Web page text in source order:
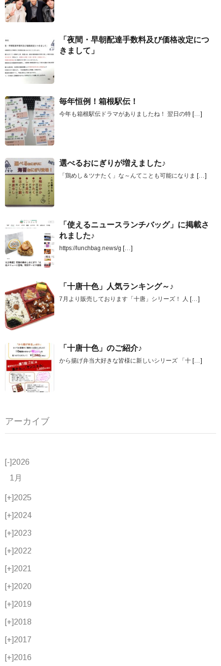
「夜間・早朝配達手数料及び価格改定につ
きまして」
毎年恒例！箱根駅伝！
今年も箱根駅伝ドラマがありましたね！ 翌日の特 […]
選べるおにぎりが増えました♪
「鶏めし＆ツナたく」な～んてことも可能になりま […]
「使えるニュースランチバッグ」に掲載さ
れました♪
https://lunchbag.news/g […]
「十唐十色」人気ランキング～♪
7月より販売しております「十唐」シリーズ！ 人 […]
「十唐十色」のご紹介♪
から揚げ弁当大好きな皆様に新しいシリーズ 「十 […]
アーカイブ
[-]2026
1月
[+]2025
[+]2024
[+]2023
[+]2022
[+]2021
[+]2020
[+]2019
[+]2018
[+]2017
[+]2016